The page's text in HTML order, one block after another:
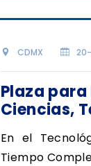
CDMX
Plaza
Ciencias,
En el
Tiempo